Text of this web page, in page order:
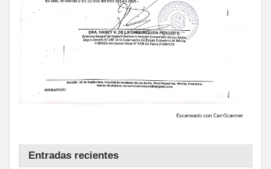
Entradas recientes